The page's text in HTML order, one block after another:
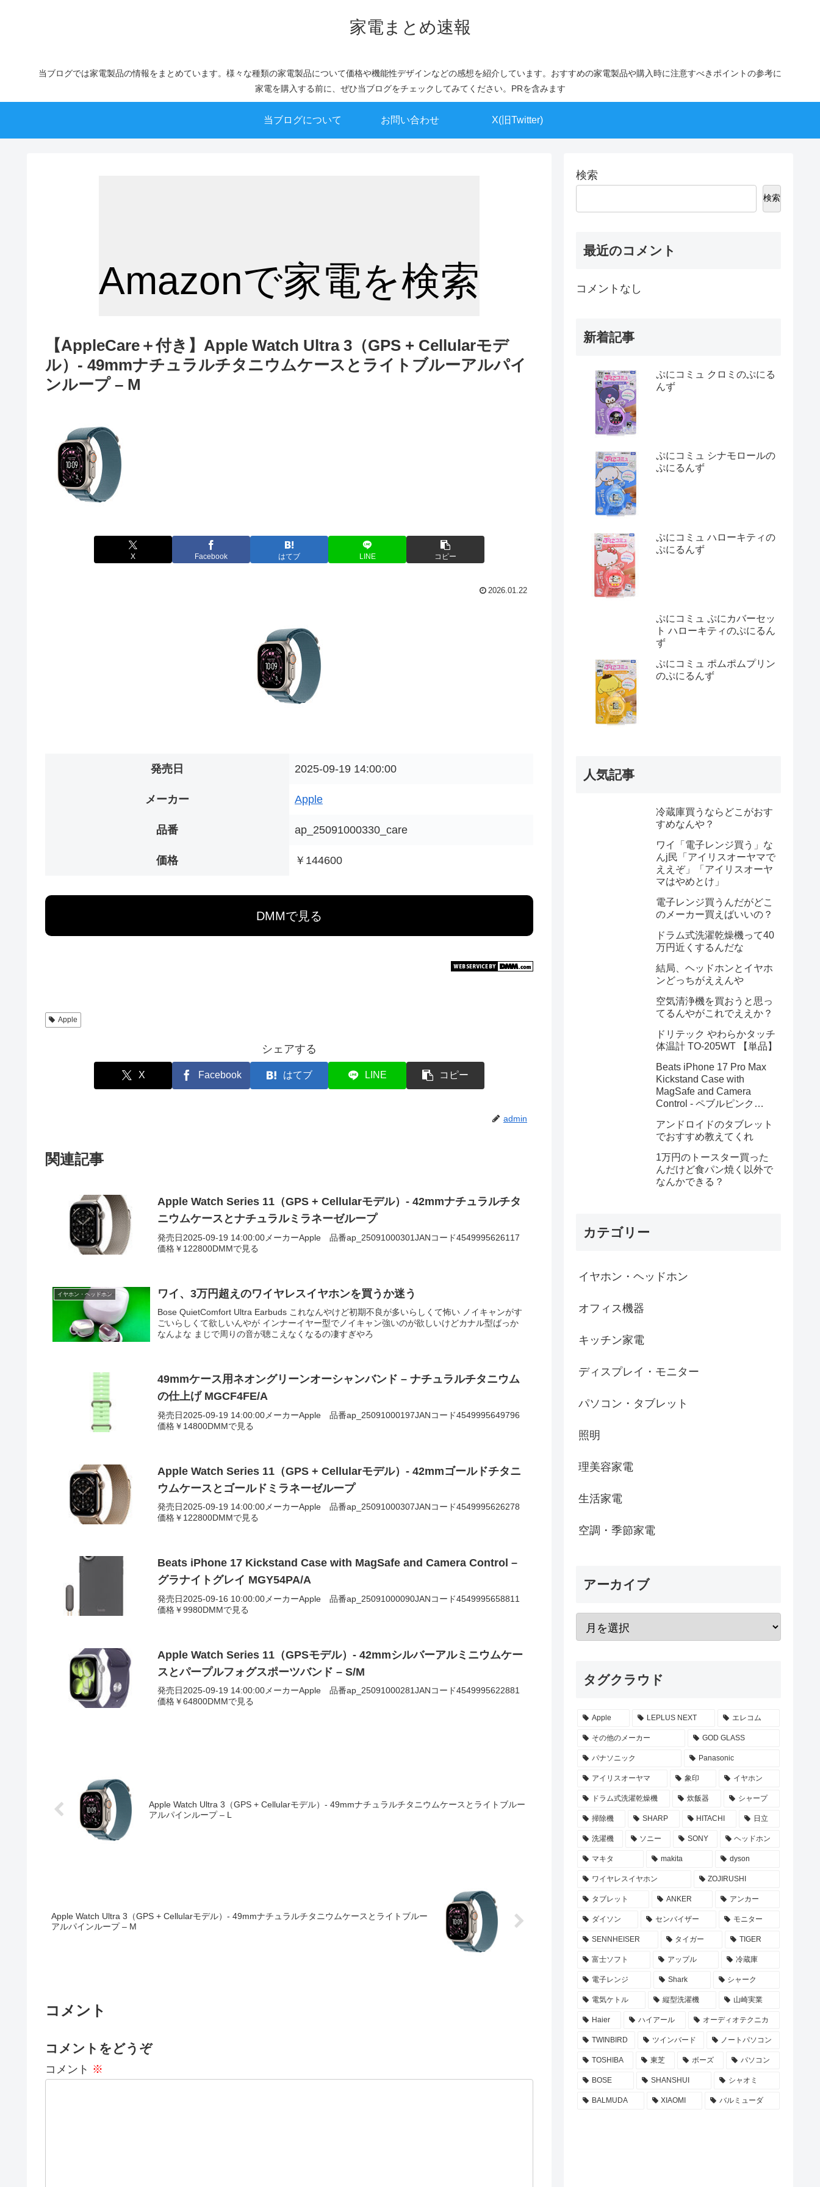
家電まとめ速報
当ブログでは家電製品の情報をまとめています。様々な種類の家電製品について価格や機能性デザインなどの感想を紹介しています。おすすめの家電製品や購入時に注意すべきポイントの参考に
家電を購入する前に、ぜひ当ブログをチェックしてみてください。PRを含みます
当ブログについて お問い合わせ X(旧Twitter)
Amazonで家電を検索
【AppleCare＋付き】Apple Watch Ultra 3（GPS + Cellularモデ
ル）- 49mmナチュラルチタニウムケースとライトブルーアルパイ
ンループ – M
X Facebook はてブ LINE コピー
2026.01.22
発売日 2025-09-19 14:00:00
メーカー Apple
品番 ap_25091000330_care
価格 ￥144600
DMMで見る
Apple
シェアする
X Facebook はてブ LINE コピー
admin
関連記事
Apple Watch Series 11（GPS + Cellularモデル）- 42mmナチュラルチタ
ニウムケースとナチュラルミラネーゼループ
発売日2025-09-19 14:00:00メーカーApple 品番ap_25091000301JANコード4549995626117
価格￥122800DMMで見る
イヤホン・ヘッドホン ワイ、3万円超えのワイヤレスイヤホンを買うか迷う
Bose QuietComfort Ultra Earbuds これなんやけど初期不良が多いらしくて怖い ノイキャンがす
ごいらしくて欲しいんやが インナーイヤー型でノイキャン強いのが欲しいけどカナル型ばっか
なんよな まじで周りの音が聴こえなくなるの凄すぎやろ
49mmケース用ネオングリーンオーシャンバンド – ナチュラルチタニウム
の仕上げ MGCF4FE/A
発売日2025-09-19 14:00:00メーカーApple 品番ap_25091000197JANコード4549995649796
価格￥14800DMMで見る
Apple Watch Series 11（GPS + Cellularモデル）- 42mmゴールドチタニ
ウムケースとゴールドミラネーゼループ
発売日2025-09-19 14:00:00メーカーApple 品番ap_25091000307JANコード4549995626278
価格￥122800DMMで見る
Beats iPhone 17 Kickstand Case with MagSafe and Camera Control –
グラナイトグレイ MGY54PA/A
発売日2025-09-16 10:00:00メーカーApple 品番ap_25091000090JANコード4549995658811
価格￥9980DMMで見る
Apple Watch Series 11（GPSモデル）- 42mmシルバーアルミニウムケー
スとパープルフォグスポーツバンド – S/M
発売日2025-09-19 14:00:00メーカーApple 品番ap_25091000281JANコード4549995622881
価格￥64800DMMで見る
Apple Watch Ultra 3（GPS + Cellularモデル）- 49mmナチュラルチタニウムケースとライトブルー
アルパインループ – L
Apple Watch Ultra 3（GPS + Cellularモデル）- 49mmナチュラルチタニウムケースとライトブルー
アルパインループ – M
コメント
コメントをどうぞ
コメント ※
検索
検索
最近のコメント
コメントなし
新着記事
ぷにコミュ クロミのぷにる
んず
ぷにコミュ シナモロールの
ぷにるんず
ぷにコミュ ハローキティの
ぷにるんず
ぷにコミュ ぷにカバーセッ
ト ハローキティのぷにるん
ず
ぷにコミュ ポムポムプリン
のぷにるんず
人気記事
冷蔵庫買うならどこがおす
すめなんや？
ワイ「電子レンジ買う」な
んj民「アイリスオーヤマで
ええぞ」「アイリスオーヤ
マはやめとけ」
電子レンジ買うんだがどこ
のメーカー買えばいいの？
ドラム式洗濯乾燥機って40
万円近くするんだな
結局、ヘッドホンとイヤホ
ンどっちがええんや
空気清浄機を買おうと思っ
てるんやがこれでええか？
ドリテック やわらかタッチ
体温計 TO-205WT 【単品】
Beats iPhone 17 Pro Max
Kickstand Case with
MagSafe and Camera
Control - ペブルピンク
アンドロイドのタブレット
でおすすめ教えてくれ
1万円のトースター買った
んだけど食パン焼く以外で
なんかできる？
カテゴリー
イヤホン・ヘッドホン
オフィス機器
キッチン家電
ディスプレイ・モニター
パソコン・タブレット
照明
理美容家電
生活家電
空調・季節家電
アーカイブ
タグクラウド
Apple LEPLUS NEXT エレコム
その他のメーカー GOD GLASS
パナソニック Panasonic
アイリスオーヤマ 象印 イヤホン
ドラム式洗濯乾燥機 炊飯器 シャープ
掃除機 SHARP HITACHI 日立
洗濯機 ソニー SONY ヘッドホン
マキタ makita dyson
ワイヤレスイヤホン ZOJIRUSHI
タブレット ANKER アンカー
ダイソン センバイザー モニター
SENNHEISER タイガー TIGER
富士ソフト アップル 冷蔵庫
電子レンジ Shark シャーク
電気ケトル 縦型洗濯機 山崎実業
Haier ハイアール オーディオテクニカ
TWINBIRD ツインバード ノートパソコン
TOSHIBA 東芝 ボーズ パソコン
BOSE SHANSHUI シャオミ
BALMUDA XIAOMI バルミューダ